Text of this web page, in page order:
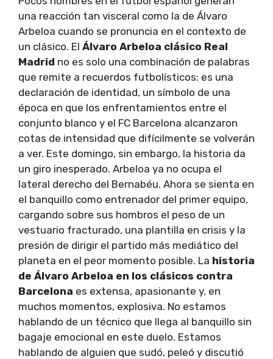
una reacción tan visceral como la de Álvaro
Arbeloa cuando se pronuncia en el contexto de
un clásico. El Álvaro Arbeloa clásico Real
Madrid no es solo una combinación de palabras
que remite a recuerdos futbolísticos: es una
declaración de identidad, un símbolo de una
época en que los enfrentamientos entre el
conjunto blanco y el FC Barcelona alcanzaron
cotas de intensidad que difícilmente se volverán
a ver. Este domingo, sin embargo, la historia da
un giro inesperado. Arbeloa ya no ocupa el
lateral derecho del Bernabéu. Ahora se sienta en
el banquillo como entrenador del primer equipo,
cargando sobre sus hombros el peso de un
vestuario fracturado, una plantilla en crisis y la
presión de dirigir el partido más mediático del
planeta en el peor momento posible. La historia
de Álvaro Arbeloa en los clásicos contra
Barcelona es extensa, apasionante y, en
muchos momentos, explosiva. No estamos
hablando de un técnico que llega al banquillo sin
bagaje emocional en este duelo. Estamos
hablando de alguien que sudó, peleó y discutió